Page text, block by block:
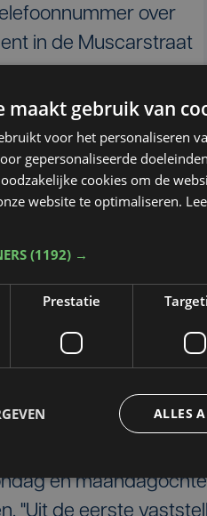
over
in de Muscarstraat
er werd een
uur ging de politie
gearresteerd: drie
In het appartement
een hoeveelheid
en
"Uit de eerste
maakt gebruik van
voor het personaliseren
gepersonaliseerde
cookies om de
website te optimaliseren.
(1192) →
Prestatie
ALLES